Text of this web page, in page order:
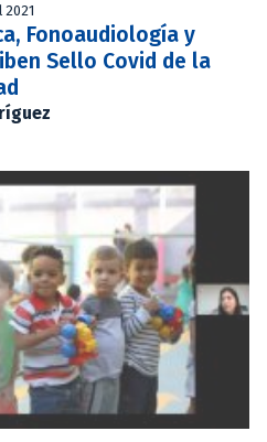
Fonoaudiología y
Sello Covid de la